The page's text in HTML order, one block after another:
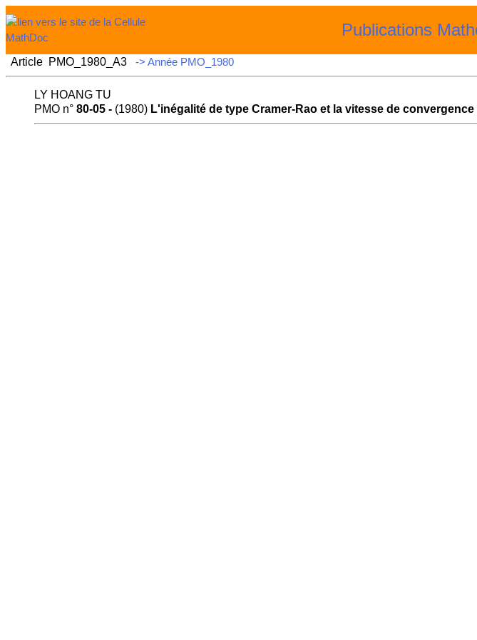
Publications
Article PMO_1980_A3 -> Année PMO_1980
LY HOANG TU
PMO n° 80-05 - (1980) L'inégalité de type Cramer-Rao et la vitesse de